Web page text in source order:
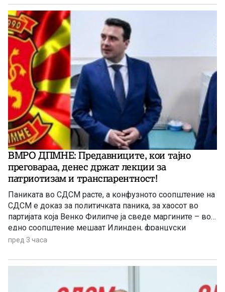
поинтензивни и подолготрајни.
ВМРО ДПМНЕ: Предавниците, кои тајно
преговараа, денес држат лекции за
патриотизам и транспарентност!
Паниката во СДСМ расте, а конфузното соопштение на
СДСМ е доказ за политичката паника, за хаосот во
партијата која Венко Филипче ја сведе маргините – во
едно соопштение мешаат Илинден, француски
предлог, наводни заговори, тепачки, измислени
ДПМНЕ.
пред 3 часа